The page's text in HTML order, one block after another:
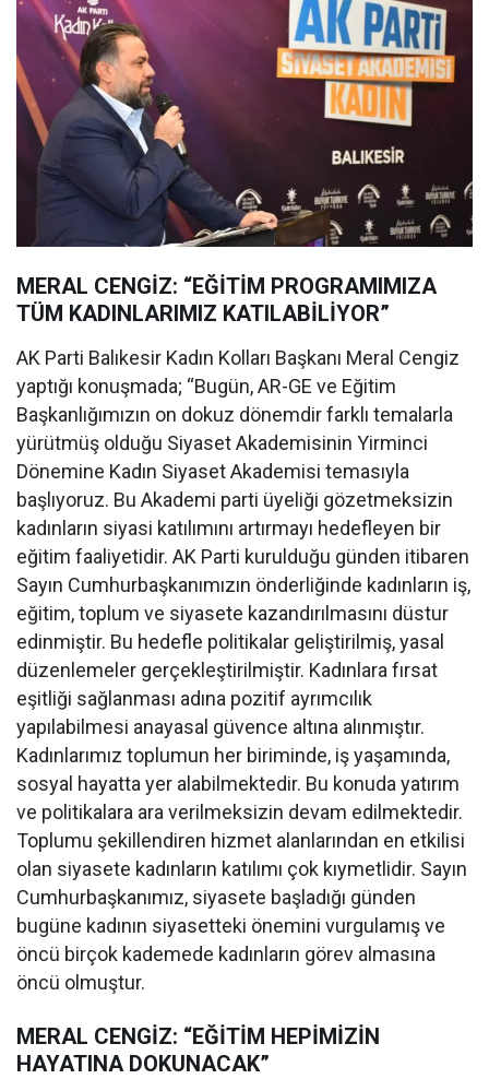
MERAL CENGİZ: “EĞİTİM PROGRAMIMIZA
TÜM KADINLARIMIZ KATILABİLİYOR”
AK Parti Balıkesir Kadın Kolları Başkanı Meral Cengiz
yaptığı konuşmada; “Bugün, AR-GE ve Eğitim
Başkanlığımızın on dokuz dönemdir farklı temalarla
yürütmüş olduğu Siyaset Akademisinin Yirminci
Dönemine Kadın Siyaset Akademisi temasıyla
başlıyoruz. Bu Akademi parti üyeliği gözetmeksizin
kadınların siyasi katılımını artırmayı hedefleyen bir
eğitim faaliyetidir. AK Parti kurulduğu günden itibaren
Sayın Cumhurbaşkanımızın önderliğinde kadınların iş,
eğitim, toplum ve siyasete kazandırılmasını düstur
edinmiştir. Bu hedefle politikalar geliştirilmiş, yasal
düzenlemeler gerçekleştirilmiştir. Kadınlara fırsat
eşitliği sağlanması adına pozitif ayrımcılık
yapılabilmesi anayasal güvence altına alınmıştır.
Kadınlarımız toplumun her biriminde, iş yaşamında,
sosyal hayatta yer alabilmektedir. Bu konuda yatırım
ve politikalara ara verilmeksizin devam edilmektedir.
Toplumu şekillendiren hizmet alanlarından en etkilisi
olan siyasete kadınların katılımı çok kıymetlidir. Sayın
Cumhurbaşkanımız, siyasete başladığı günden
bugüne kadının siyasetteki önemini vurgulamış ve
öncü birçok kademede kadınların görev almasına
öncü olmuştur.
MERAL CENGİZ: “EĞİTİM HEPİMİZİN
HAYATINA DOKUNACAK”